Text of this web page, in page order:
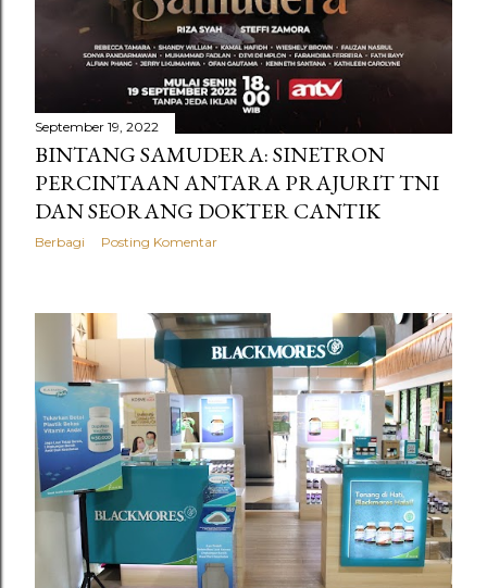
September 19, 2022
BINTANG SAMUDERA: SINETRON
PERCINTAAN ANTARA PRAJURIT TNI
DAN SEORANG DOKTER CANTIK
Berbagi Posting Komentar